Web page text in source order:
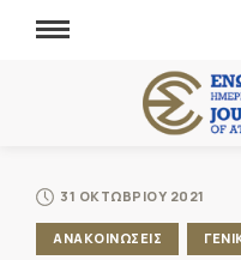
31 ΟΚΤΩΒΡΙΟΥ 2021
ΑΝΑΚΟΙΝΩΣΕΙΣ